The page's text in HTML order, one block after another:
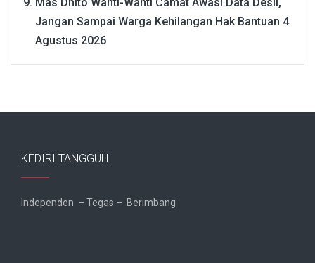
Jangan Sampai Warga Kehilangan Hak Bantuan 4
Agustus 2026
KEDIRI TANGGUH
Independen – Tegas – Berimbang